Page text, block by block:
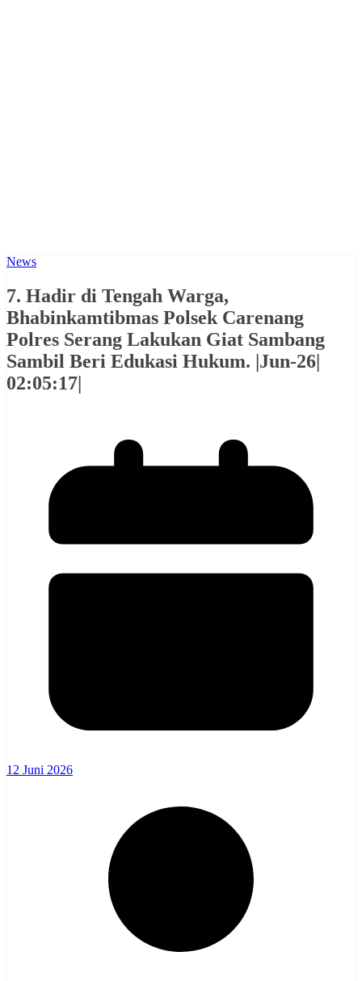
News
7. Hadir di Tengah Warga,
Bhabinkamtibmas Polsek Carenang
Polres Serang Lakukan Giat Sambang
Sambil Beri Edukasi Hukum. |Jun-26|
02:05:17|
12 Juni 2026